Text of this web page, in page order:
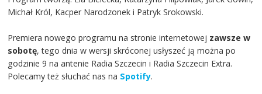
Michał Król, Kacper Narodzonek i Patryk Srokowski.
Premiera nowego programu na stronie internetowej zawsze w
sobotę, tego dnia w wersji skróconej usłyszeć ją można po
godzinie 9 na antenie Radia Szczecin i Radia Szczecin Extra.
Polecamy też słuchać nas na Spotify.